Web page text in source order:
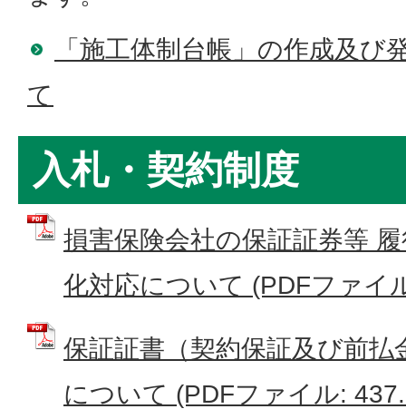
「施工体制台帳」の作成及び
て
入札・契約制度
損害保険会社の保証証券等
化対応について (PDFファイ
保証証書（契約保証及び前払
について (PDFファイル: